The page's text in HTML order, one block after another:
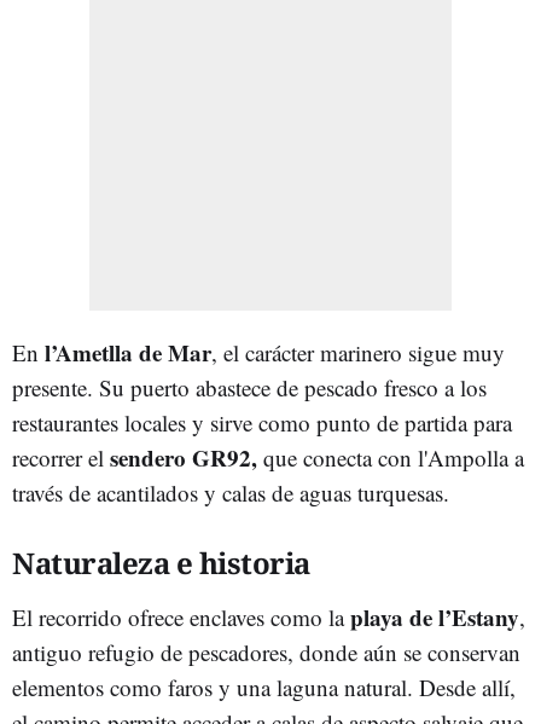
En l’Ametlla de Mar, el carácter marinero sigue muy
presente. Su puerto abastece de pescado fresco a los
restaurantes locales y sirve como punto de partida para
recorrer el sendero GR92, que conecta con l'Ampolla a
través de acantilados y calas de aguas turquesas.
Naturaleza e historia
El recorrido ofrece enclaves como laplaya de l’Estany,
antiguo refugio de pescadores, donde aún se conservan
elementos como faros y una laguna natural. Desde allí,